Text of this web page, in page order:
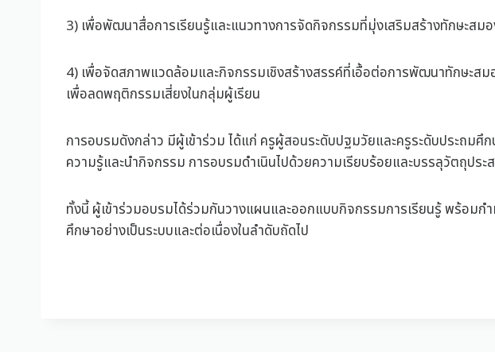
3) เพื่อพัฒนาสื่อการเรียนรู้และแนวทางการจัดกิจกรรมที่มุ่งเสริมสร้างทักษะส
4) เพื่อจัดสภาพแวดล้อมและกิจกรรมเชิงสร้างสรรค์ที่เอื้อต่อการพัฒนาทักษะส
เพื่อลดพฤติกรรมเสี่ยงในกลุ่มผู้เรียน
การอบรมดังกล่าว มีผู้เข้าร่วม ได้แก่ ครูผู้สอนระดับปฐมวัยและครูระดับประถม
ความรู้และนำกิจกรรม การอบรมดำเนินไปด้วยความเรียบร้อยและบรรลุวัตถุประ
ทั้งนี้ ผู้เข้าร่วมอบรมได้ร่วมกันวางแผนและออกแบบกิจกรรมการเรียนรู้ พร้อม
ศึกษาอย่างเป็นระบบและต่อเนื่องในลำดับถัดไป